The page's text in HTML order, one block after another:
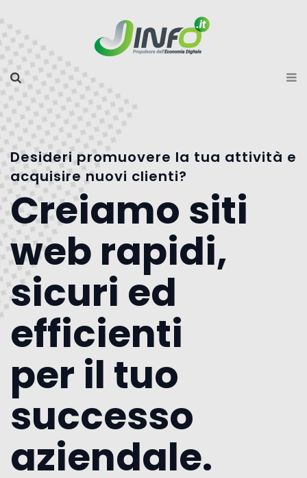
Desideri promuovere la tua attività e
acquisire nuovi clienti?
Creiamo siti
web rapidi,
sicuri ed
efficienti
per il tuo
successo
aziendale.